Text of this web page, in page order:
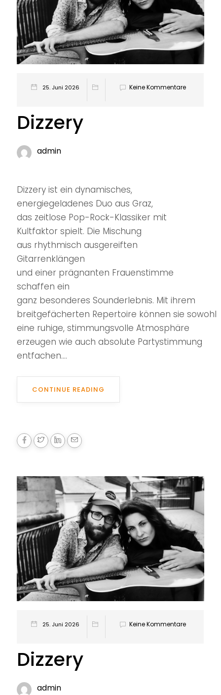
25. Juni 2026 Keine Kommentare
Dizzery
admin
Dizzery ist ein dynamisches,
energiegeladenes Duo aus Graz,
das zeitlose Pop-Rock-Klassiker mit
Kultfaktor spielt. Die Mischung
aus rhythmisch ausgereiften
Gitarrenklängen
und einer prägnanten Frauenstimme
schaffen ein
ganz besonderes Sounderlebnis. Mit ihrem
breitgefächerten Repertoire können sie sowohl
eine ruhige, stimmungsvolle Atmosphäre
erzeugen wie auch absolute Partystimmung
entfachen....
CONTINUE READING
25. Juni 2026 Keine Kommentare
Dizzery
admin